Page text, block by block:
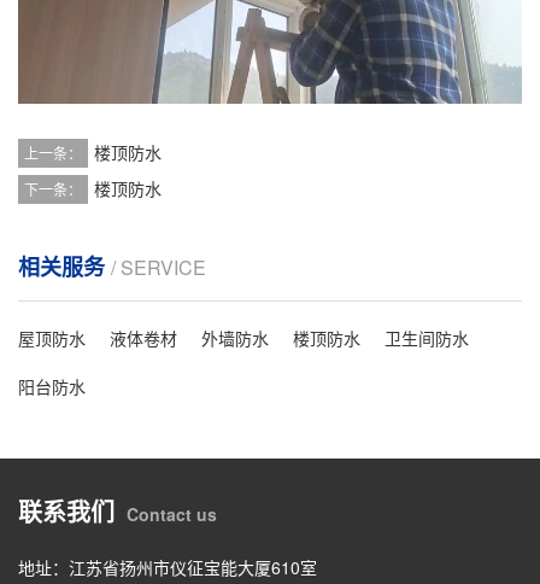
上一条： 楼顶防水
下一条： 楼顶防水
相关服务/ SERVICE
屋顶防水 液体卷材 外墙防水 楼顶防水
卫生间防水
阳台防水
联系我们 Contact us
地址：江苏省扬州市仪征宝能大厦610室